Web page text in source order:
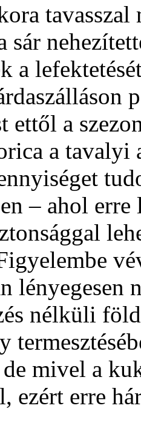
tavasszal
sár
a
ettől a
a tavalyi
– ahol erre
lényegesen
nélküli
mivel a
ezért erre